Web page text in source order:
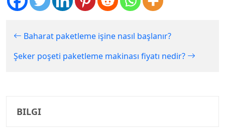
Baharat paketleme işine nasıl başlanır?
Şeker poşeti paketleme makinası fiyatı nedir?
BILGI